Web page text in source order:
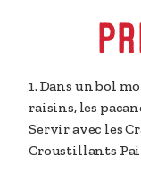
1. Dans un bol
raisins, les
Servir avec les
Croustillants